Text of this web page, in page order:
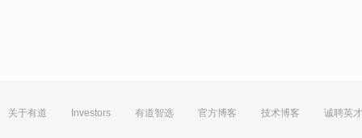
关于有道 Investors 有道智选 官方博客 技术博客 诚聘英才